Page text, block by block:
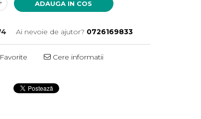
ADAUGA IN COS
Ai nevoie de ajutor? 0726169833
Cere informatii
pe